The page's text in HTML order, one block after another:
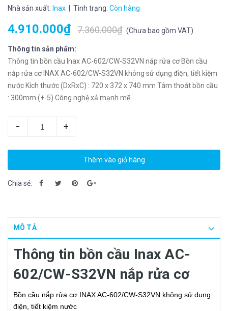
Nhà sản xuất: Inax | Tình trạng: Còn hàng
4.910.000₫ 7.360.000₫ (Chưa bao gồm VAT)
Thông tin sản phẩm:
Thông tin bồn cầu Inax AC-602/CW-S32VN nắp rửa cơ Bồn cầu
nắp rửa cơ INAX AC-602/CW-S32VN không sử dụng điện, tiết kiệm
nước Kích thước (DxRxC) : 720 x 372 x 740 mm Tâm thoát bồn cầu
: 300mm (+-5) Công nghệ xả mạnh mẽ...
- +
Thêm vào giỏ hàng
Chia sẻ:
MÔ TẢ
Thông tin bồn cầu Inax AC-
602/CW-S32VN nắp rửa cơ
Bồn cầu nắp rửa cơ INAX AC-602/CW-S32VN không sử dụng
điện, tiết kiệm nước